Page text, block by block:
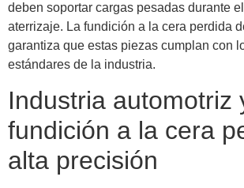
deben soportar cargas pesadas durante
aterrizaje. La fundición a la cera perdida
garantiza que estas piezas cumplan con
estándares de la industria.
Industria automotriz
fundición a la cera
alta precisión